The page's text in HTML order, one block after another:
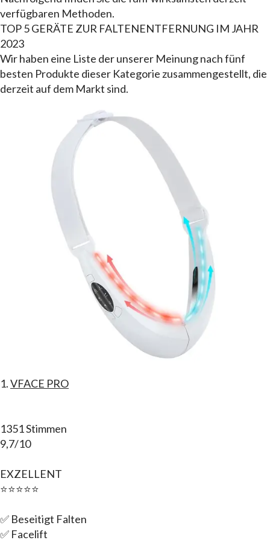
verfügbaren Methoden.
TOP 5 GERÄTE ZUR FALTENENTFERNUNG IM JAHR
2023
Wir haben eine Liste der unserer Meinung nach fünf
besten Produkte dieser Kategorie zusammengestellt, die
derzeit auf dem Markt sind.
1.VFACE PRO
1351 Stimmen
9,7/10
EXZELLENT
⭐⭐⭐⭐⭐
✅ Beseitigt Falten
✅ Facelift